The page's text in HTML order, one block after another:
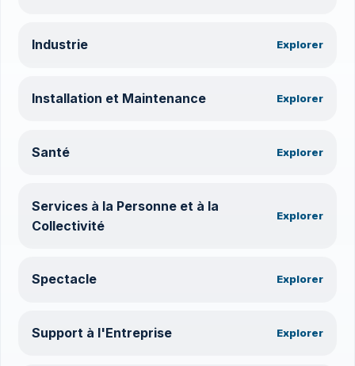
Industrie Explorer
Installation et Maintenance Explorer
Santé Explorer
Services à la Personne et à la
Collectivité
Explorer
Spectacle Explorer
Support à l'Entreprise Explorer